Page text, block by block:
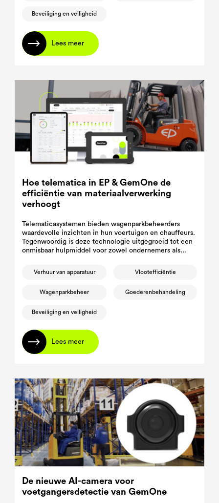
Beveiliging en veiligheid
Lees meer
Hoe telematica in EP & GemOne de
efficiëntie van materiaalverwerking
verhoogt
Telematicasystemen bieden wagenparkbeheerders
waardevolle inzichten in hun voertuigen en chauffeurs.
Tegenwoordig is deze technologie uitgegroeid tot een
onmisbaar hulpmiddel voor zowel ondernemers als
besluitvorming mogelijk maakt die gericht is op het
verbeteren van de efficiëntie en veiligheid van het
Verhuur van apparatuur Vlootefficiëntie
Wagenparkbeheer Goederenbehandeling
Beveiliging en veiligheid
Lees meer
De nieuwe AI-camera voor
voetgangersdetectie van GemOne